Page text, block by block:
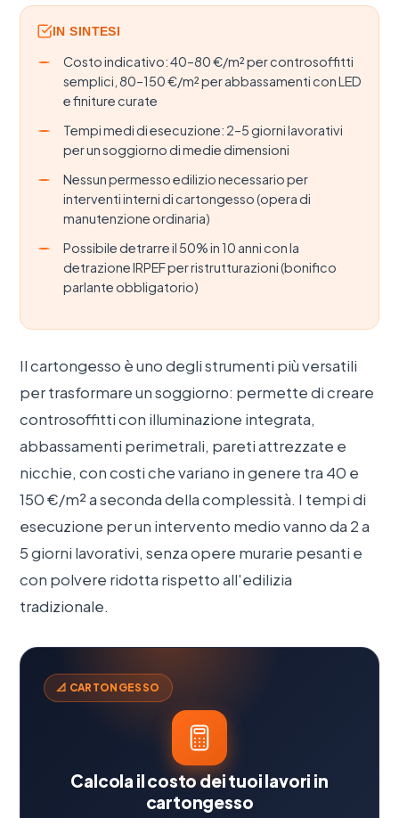
IN SINTESI
Costo indicativo: 40–80 €/m² per controsoffitti
semplici, 80–150 €/m² per abbassamenti con LED
e finiture curate
Tempi medi di esecuzione: 2–5 giorni lavorativi
per un soggiorno di medie dimensioni
Nessun permesso edilizio necessario per
interventi interni di cartongesso (opera di
manutenzione ordinaria)
Possibile detrarre il 50% in 10 anni con la
detrazione IRPEF per ristrutturazioni (bonifico
parlante obbligatorio)
Il cartongesso è uno degli strumenti più versatili
per trasformare un soggiorno: permette di creare
controsoffitti con illuminazione integrata,
abbassamenti perimetrali, pareti attrezzate e
nicchie, con costi che variano in genere tra 40 e
150 €/m² a seconda della complessità. I tempi di
esecuzione per un intervento medio vanno da 2 a
5 giorni lavorativi, senza opere murarie pesanti e
con polvere ridotta rispetto all'edilizia
tradizionale.
📐 CARTONGESSO
Calcola il costo dei tuoi lavori in
cartongesso